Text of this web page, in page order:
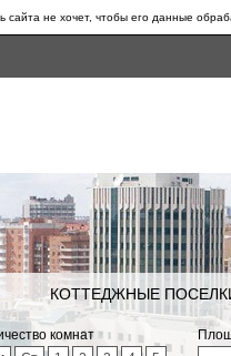
не хочет, чтобы его данные
КОТТЕДЖНЫЕ
комнат